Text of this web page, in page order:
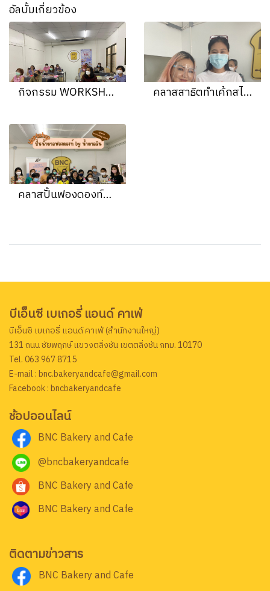
อัลบั้มเกี่ยวข้อง
กิจกรรม WORKSHOP วุ้นพวงมาลัยวันแม่ กับ วุ้นผงตราโทรศัพท์ คลาสสาธิตทำเค้กสไตล์ญี่ปุ่น by ครูทราย
คลาสปั้นฟองดองท์มินิเค้ก โดย ครูพลอยจาก Pandary Sweet
บีเอ็นซี เบเกอรี่ แอนด์ คาเฟ่
บีเอ็นซี เบเกอรี่ แอนด์ คาเฟ่ (สำนักงานใหญ่)
131 ถนน ชัยพฤกษ์ แขวงตลิ่งชัน เขตตลิ่งชัน กทม. 10170
Tel. 063 967 8715
E-mail : bnc.bakeryandcafe@gmail.com
Facebook : bncbakeryandcafe
ช้อปออนไลน์
BNC Bakery and Cafe
@bncbakeryandcafe
BNC Bakery and Cafe
BNC Bakery and Cafe
ติดตามข่าวสาร
BNC Bakery and Cafe